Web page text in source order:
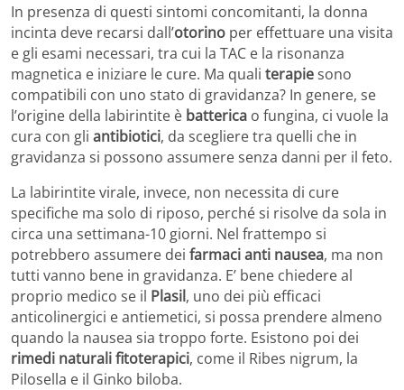
In presenza di questi sintomi concomitanti, la donna
incinta deve recarsi dall’otorino per effettuare una visita
e gli esami necessari, tra cui la TAC e la risonanza
magnetica e iniziare le cure. Ma quali terapiesono
compatibili con uno stato di gravidanza? In genere, se
l’origine della labirintite è batterica o fungina, ci vuole la
cura con gli antibiotici, da scegliere tra quelli che in
gravidanza si possono assumere senza danni per il feto.
La labirintite virale, invece, non necessita di cure
specifiche ma solo di riposo, perché si risolve da sola in
circa una settimana-10 giorni. Nel frattempo si
potrebbero assumere dei farmaci anti nausea, ma non
tutti vanno bene in gravidanza. E’ bene chiedere al
proprio medico se il Plasil, uno dei più efficaci
anticolinergici e antiemetici, si possa prendere almeno
quando la nausea sia troppo forte. Esistono poi dei
rimedi naturali fitoterapici, come il Ribes nigrum, la
Pilosella e il Ginko biloba.